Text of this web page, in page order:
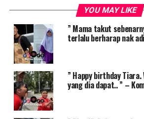
YOU MAY LIKE
” Mama takut
terlalu berharap nak
” Happy birthday Tiara.
yang dia dapat.. ” –